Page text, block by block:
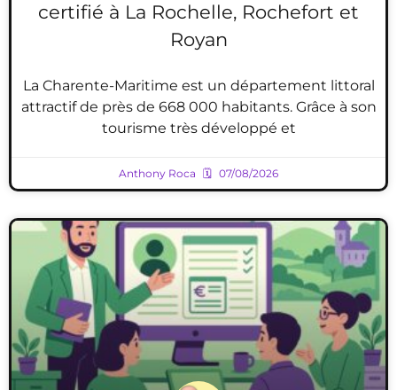
certifié à La Rochelle, Rochefort et
Royan
La Charente-Maritime est un département littoral
attractif de près de 668 000 habitants. Grâce à son
tourisme très développé et
Anthony Roca 07/08/2026